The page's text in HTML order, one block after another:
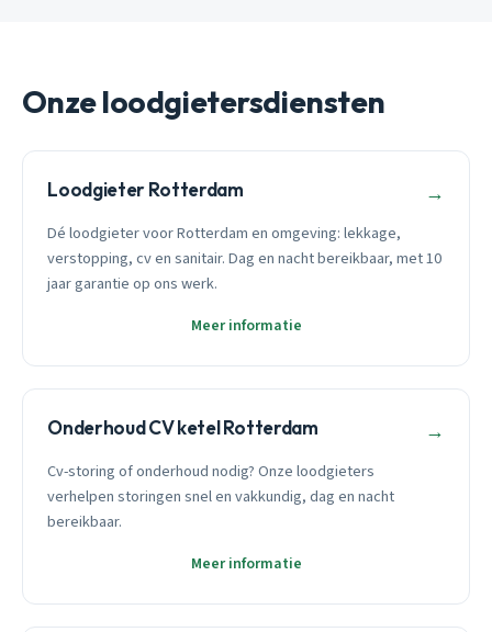
Onze loodgietersdiensten
Loodgieter Rotterdam →
Dé loodgieter voor Rotterdam en omgeving: lekkage,
verstopping, cv en sanitair. Dag en nacht bereikbaar, met 10
jaar garantie op ons werk.
Meer informatie
Onderhoud CV ketel Rotterdam →
Cv-storing of onderhoud nodig? Onze loodgieters
verhelpen storingen snel en vakkundig, dag en nacht
bereikbaar.
Meer informatie